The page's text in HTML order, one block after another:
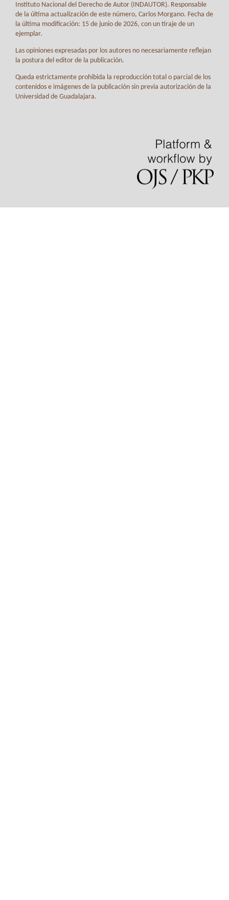
Instituto Nacional del Derecho de Autor (INDAUTOR). Responsable
de la última actualización de este número, Carlos Morgano. Fecha de
la última modificación: 15 de junio de 2026, con un tiraje de un
ejemplar.
Las opiniones expresadas por los autores no necesariamente reflejan
la postura del editor de la publicación.
Queda estrictamente prohibida la reproducción total o parcial de los
contenidos e imágenes de la publicación sin previa autorización de la
Universidad de Guadalajara.